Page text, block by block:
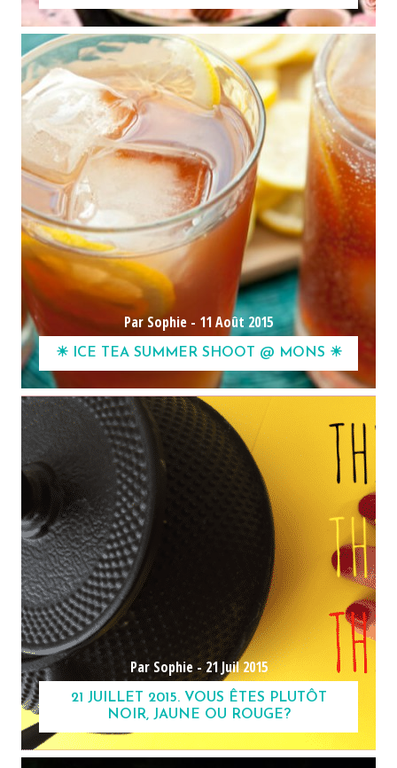
Par Sophie - 11 Août 2015
☀ ICE TEA SUMMER SHOOT @ MONS ☀
Par Sophie -21 Juil 2015
21 JUILLET 2015. VOUS ÊTES PLUTÔT
NOIR, JAUNE OU ROUGE?